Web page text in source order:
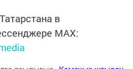
в
MАХ: